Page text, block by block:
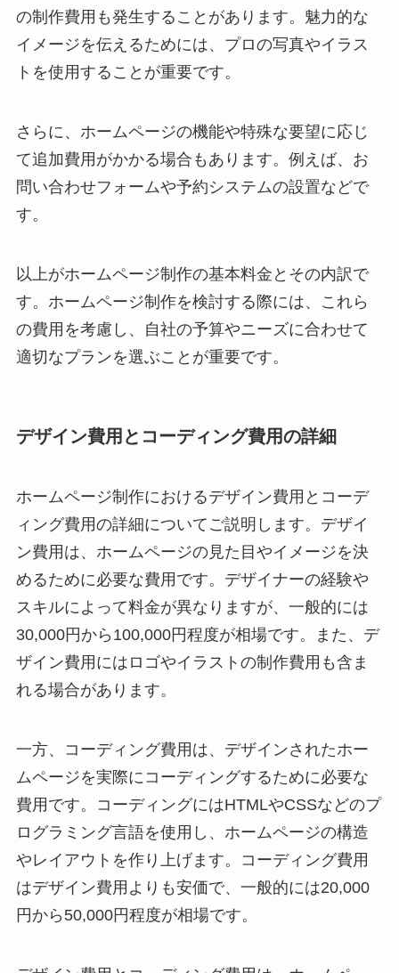
の制作費用も発生することがあります。魅力的な
イメージを伝えるためには、プロの写真やイラス
トを使用することが重要です。
さらに、ホームページの機能や特殊な要望に応じ
て追加費用がかかる場合もあります。例えば、お
問い合わせフォームや予約システムの設置などで
す。
以上がホームページ制作の基本料金とその内訳で
す。ホームページ制作を検討する際には、これら
の費用を考慮し、自社の予算やニーズに合わせて
適切なプランを選ぶことが重要です。
デザイン費用とコーディング費用の詳細
ホームページ制作におけるデザイン費用とコーデ
ィング費用の詳細についてご説明します。デザイ
ン費用は、ホームページの見た目やイメージを決
めるために必要な費用です。デザイナーの経験や
スキルによって料金が異なりますが、一般的には
30,000円から100,000円程度が相場です。また、デ
ザイン費用にはロゴやイラストの制作費用も含ま
れる場合があります。
一方、コーディング費用は、デザインされたホー
ムページを実際にコーディングするために必要な
費用です。コーディングにはHTMLやCSSなどのプ
ログラミング言語を使用し、ホームページの構造
やレイアウトを作り上げます。コーディング費用
はデザイン費用よりも安価で、一般的には20,000
円から50,000円程度が相場です。